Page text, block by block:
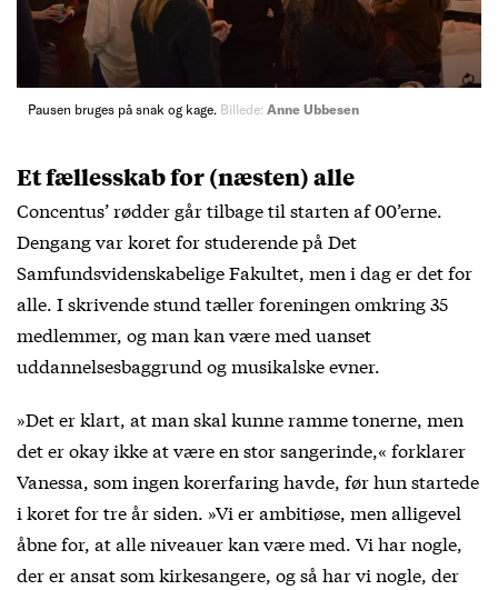
Pausen bruges på snak og kage. Billede: Anne Ubbesen
Et fællesskab for (næsten) alle
Concentus’ rødder går tilbage til starten af 00’erne.
Dengang var koret for studerende på Det
Samfundsvidenskabelige Fakultet, men i dag er det for
alle. I skrivende stund tæller foreningen omkring 35
medlemmer, og man kan være med uanset
uddannelsesbaggrund og musikalske evner.
»Det er klart, at man skal kunne ramme tonerne, men
det er okay ikke at være en stor sangerinde,« forklarer
Vanessa, som ingen korerfaring havde, før hun startede
i koret for tre år siden. »Vi er ambitiøse, men alligevel
åbne for, at alle niveauer kan være med. Vi har nogle,
der er ansat som kirkesangere, og så har vi nogle, der